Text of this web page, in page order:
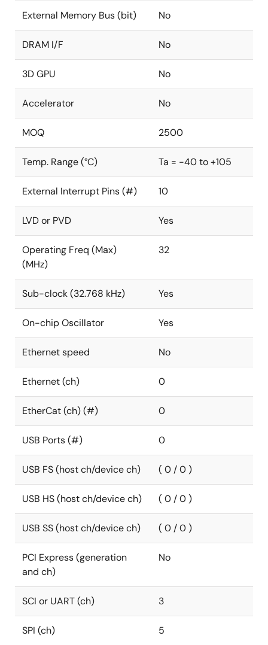
External Memory Bus (bit) No
DRAM I/F No
3D GPU No
Accelerator No
MOQ 2500
Temp. Range (°C) Ta = -40 to +105
External Interrupt Pins (#) 10
LVD or PVD Yes
Operating Freq (Max)
(MHz)
32
Sub-clock (32.768 kHz) Yes
On-chip Oscillator Yes
Ethernet speed No
Ethernet (ch) 0
EtherCat (ch) (#) 0
USB Ports (#) 0
USB FS (host ch/device ch) ( 0 / 0 )
USB HS (host ch/device ch) ( 0 / 0 )
USB SS (host ch/device ch) ( 0 / 0 )
PCI Express (generation
and ch)
No
SCI or UART (ch) 3
SPI (ch) 5